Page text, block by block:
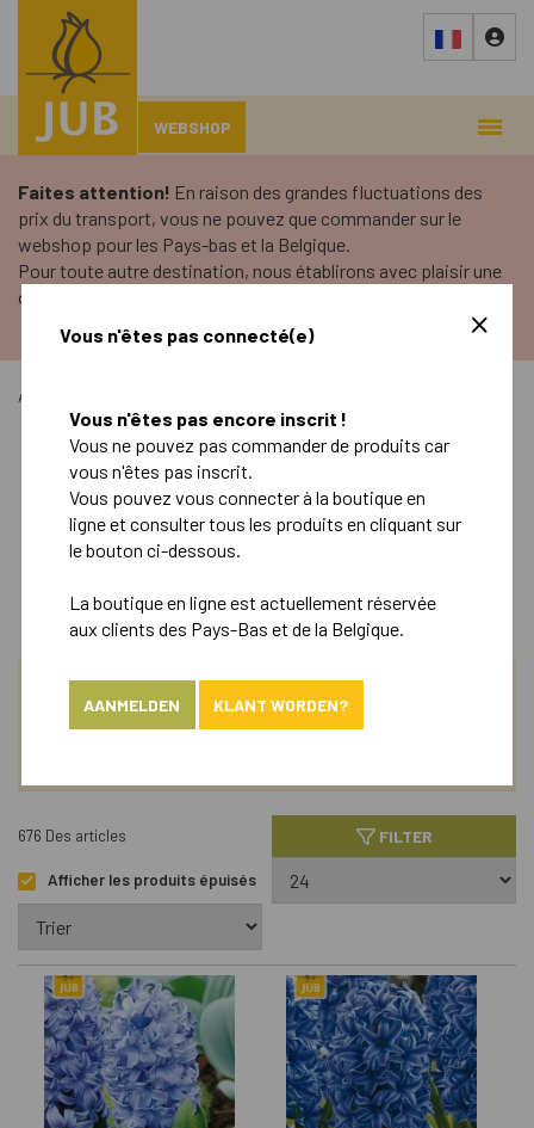
WEBSHOP
Faites attention! En raison des grandes fluctuations des
prix du transport, vous ne pouvez que commander sur le
webshop pour les Pays-bas et la Belgique.
Pour toute autre destination, nous établirons avec plaisir une
offre adaptée.
Accueil
Automne Printemps
Retail
676 Des articles FILTER
Afficher les produits épuisés
Vous n'êtes pas connecté(e)
Vous n'êtes pas encore inscrit !
Vous ne pouvez pas commander de produits car
vous n'êtes pas inscrit.
Vous pouvez vous connecter à la boutique en
ligne et consulter tous les produits en cliquant sur
le bouton ci-dessous.
La boutique en ligne est actuellement réservée
aux clients des Pays-Bas et de la Belgique.
AANMELDEN KLANT WORDEN?